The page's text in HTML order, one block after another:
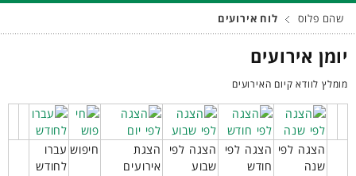
שהם פלוס לוח אירועים
יומן אירועים
מומלץ לוודא קיום האירועים
הצגה לפי
שנה
הצגה לפי
חודש
הצגה לפי
שבוע
הצגת
אירועים
חיפוש עברו
לחודש